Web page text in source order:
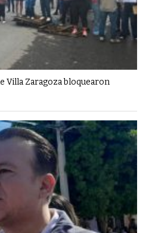
Villa Zaragoza bloquearon